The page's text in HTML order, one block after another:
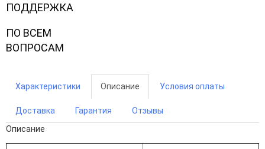
ПОДДЕРЖКА
ПО ВСЕМ
ВОПРОСАМ
Характеристики Описание Условия оплаты
Доставка Гарантия
Отзывы
Описание